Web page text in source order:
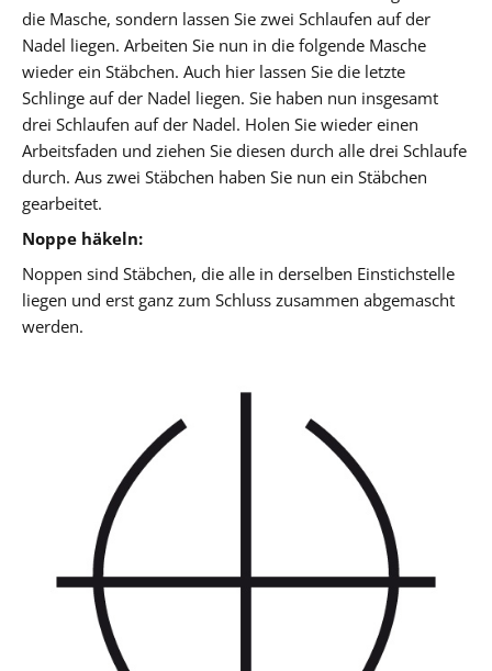
die Masche, sondern lassen Sie zwei Schlaufen auf der
Nadel liegen. Arbeiten Sie nun in die folgende Masche
wieder ein Stäbchen. Auch hier lassen Sie die letzte
Schlinge auf der Nadel liegen. Sie haben nun insgesamt
drei Schlaufen auf der Nadel. Holen Sie wieder einen
Arbeitsfaden und ziehen Sie diesen durch alle drei Schlaufe
durch. Aus zwei Stäbchen haben Sie nun ein Stäbchen
gearbeitet.
Noppe häkeln:
Noppen sind Stäbchen, die alle in derselben Einstichstelle
liegen und erst ganz zum Schluss zusammen abgemascht
werden.